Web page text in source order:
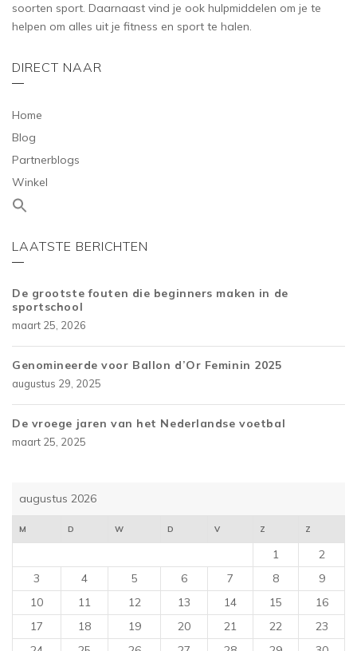
soorten sport. Daarnaast vind je ook hulpmiddelen om je te
helpen om alles uit je fitness en sport te halen.
DIRECT NAAR
Home
Blog
Partnerblogs
Winkel
LAATSTE BERICHTEN
De grootste fouten die beginners maken in de
sportschool
maart 25, 2026
Genomineerde voor Ballon d’Or Feminin 2025
augustus 29, 2025
De vroege jaren van het Nederlandse voetbal
maart 25, 2025
augustus 2026
M D W D V Z Z
1
2
3
4 5 6 7 8
9
10
11 12 13 14 15
16
17
18 19 20 21 22
23